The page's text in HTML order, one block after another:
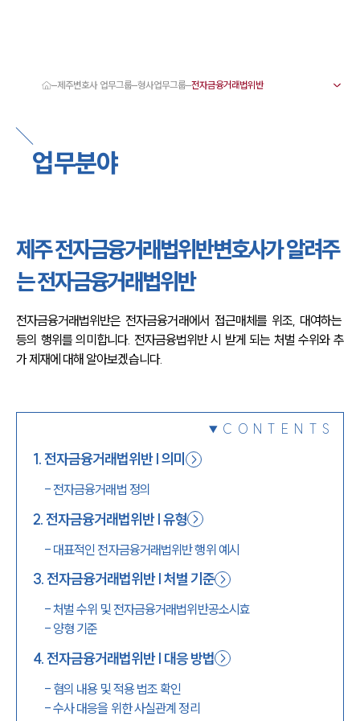
서울·제주변호사
제주형사전문변호사
제주이혼전문변호사
제주학교폭력변호사
제주변호사 주요 업무사례
제주 분사무소 오시는 길
제주변호사상담 상담접수
채용정보
제주변호사 업무그룹 형사업무그룹
업무분야
제주 전자금융거래법위반변호사가 알려주
는 전자금융거래법위반
전자금융거래법위반은 전자금융거래에서 접근매체를 위조, 대여하는
등의 행위를 의미합니다. 전자금융법위반 시 받게 되는 처벌 수위와 추
가 제재에 대해 알아보겠습니다.
CONTENTS
1.전자금융거래법위반 | 의미
- 전자금융거래법 정의
2.전자금융거래법위반 | 유형
- 대표적인 전자금융거래법위반 행위 예시
3.전자금융거래법위반 | 처벌 기준
-처벌 수위 및 전자금융거래법위반공소시효
- 양형 기준
4.전자금융거래법위반 | 대응 방법
- 혐의 내용 및 적용 법조 확인
-수사 대응을 위한 사실관계 정리